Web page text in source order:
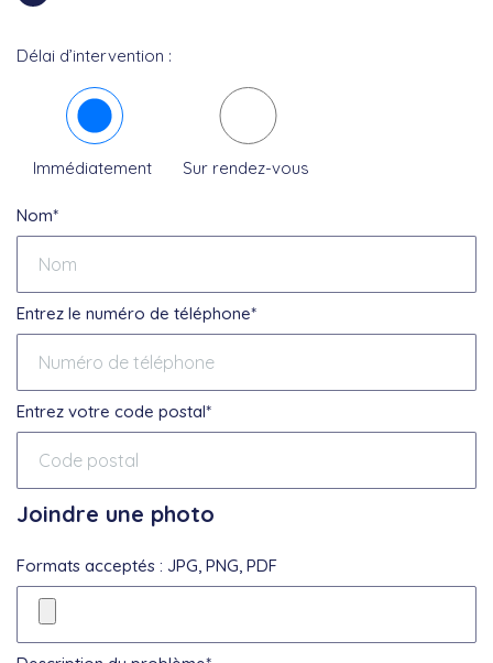
Délai d’intervention :
Immédiatement Sur rendez-vous
Nom*
Entrez le numéro de téléphone*
Entrez votre code postal*
Joindre une photo
Formats acceptés : JPG, PNG, PDF